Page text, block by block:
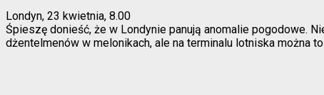
Londyn, 23 kwietnia, 8.00
Śpieszę donieść, że w Londynie panują anomalie pogodowe.
dżentelmenów w melonikach, ale na terminalu lotniska można